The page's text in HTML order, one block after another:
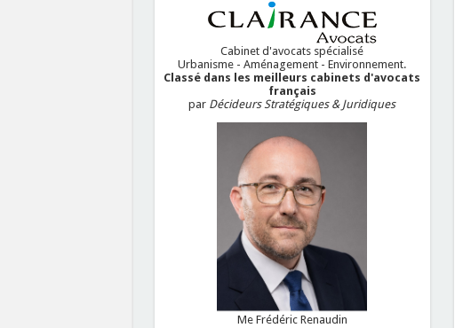
Cabinet d'avocats spécialisé
Urbanisme - Aménagement - Environnement.
Classé dans les meilleurs cabinets d'avocats
français
par Décideurs Stratégiques & Juridiques
Me Frédéric Renaudin